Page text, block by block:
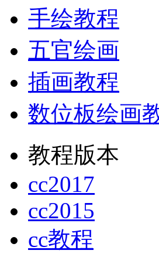
手绘教程
五官绘画
插画教程
数位板绘画
教程版本
cc2017
cc2015
cc教程